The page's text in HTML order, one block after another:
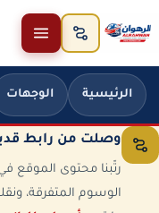
تخطَّ إلى المحتوى
الرئيسية الوجهات
وصلت من رابط
رتّبنا محتوى
الوسوم المتفرقة،